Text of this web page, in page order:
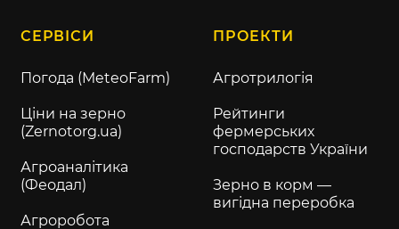
СЕРВІСИ
Погода (MeteoFarm)
Ціни на зерно
(Zernotorg.ua)
Агроаналітика
(Феодал)
Агроробота
ПРОЕКТИ
Агротрилогія
Рейтинги
фермерських
господарств України
Зерно в корм —
вигідна переробка